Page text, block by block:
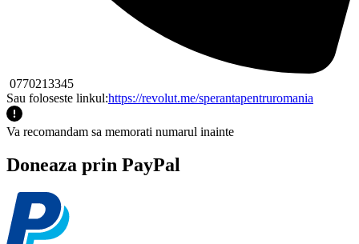
0770213345
Sau foloseste linkul:https://revolut.me/sperantapentruromania
Va recomandam sa memorati numarul inainte
Doneaza prin PayPal